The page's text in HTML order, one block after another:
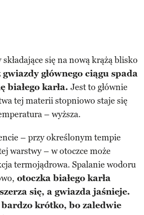
się na nową krążą blisko
głównego ciągu spada
białego karła. Jest to głównie
tej materii stopniowo staje się
– wyższa.
– przy określonym tempie
warstwy – w otoczce może
termojądrowa. Spalanie wodoru
otoczka białego karła
się, a gwiazda jaśnieje.
krótko, bo zaledwie